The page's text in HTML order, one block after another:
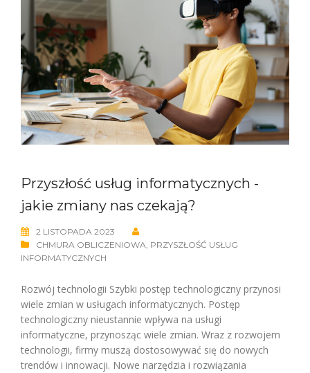
Przyszłość usług informatycznych -
jakie zmiany nas czekają?
2 LISTOPADA 2023
CHMURA OBLICZENIOWA, PRZYSZŁOŚĆ USŁUG
INFORMATYCZNYCH
Rozwój technologii Szybki postęp technologiczny przynosi
wiele zmian w usługach informatycznych. Postęp
technologiczny nieustannie wpływa na usługi
informatyczne, przynosząc wiele zmian. Wraz z rozwojem
technologii, firmy muszą dostosowywać się do nowych
trendów i innowacji. Nowe narzędzia i rozwiązania